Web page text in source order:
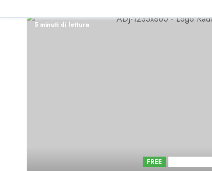
5 minuti di lettura
FREE